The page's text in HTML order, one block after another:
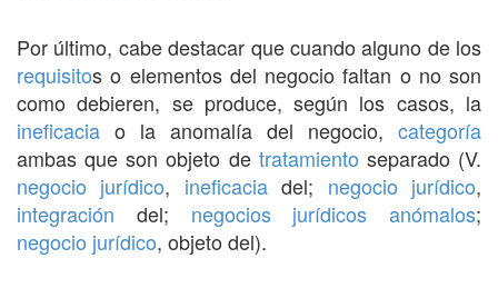
Por último, cabe destacar que cuando alguno de los
requisitos o elementos del negocio faltan o no son
como debieren, se produce, según los casos, la
ineficacia o la anomalía del negocio, categoría
ambas que son objeto de tratamiento separado (V.
negocio jurídico, ineficaciadel; negocio jurídico,
integración del; negocios jurídicos anómalos;
negocio jurídico, objeto del).